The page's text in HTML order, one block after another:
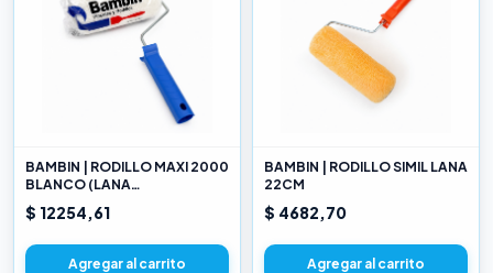
BAMBIN | RODILLO MAXI 2000
BLANCO (LANA
SELECCIONADA) 22CM
$ 12254,61
Agregar al carrito
BAMBIN | RODILLO SIMIL LANA
22CM
$ 4682,70
Agregar al carrito